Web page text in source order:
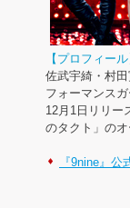
【プロフィール
佐武宇綺・村
フォーマンスガ
12月1日リリー
のタクト」のオ
『9nine』公